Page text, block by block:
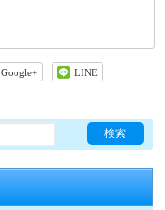
Google+ LINE